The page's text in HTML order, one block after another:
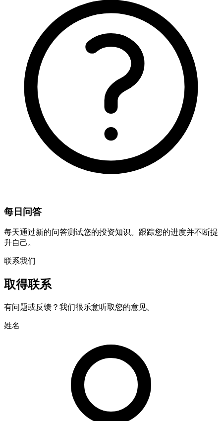
每日问答
每天通过新的问答测试您的投资知识。跟踪您的进度并不断提
升自己。
联系我们
取得联系
有问题或反馈？我们很乐意听取您的意见。
姓名